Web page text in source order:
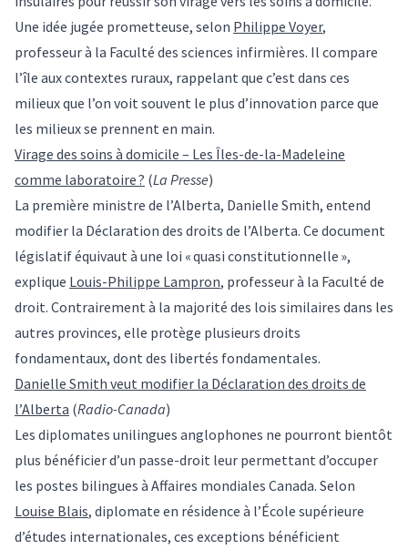
Une idée jugée prometteuse, selon Philippe Voyer,
professeur à la Faculté des sciences infirmières. Il compare
l’île aux contextes ruraux, rappelant que c’est dans ces
milieux que l’on voit souvent le plus d’innovation parce que
les milieux se prennent en main.
Virage des soins à domicile – Les Îles-de-la-Madeleine
comme laboratoire ? (La Presse)
La première ministre de l’Alberta, Danielle Smith, entend
modifier la Déclaration des droits de l’Alberta. Ce document
législatif équivaut à une loi « quasi constitutionnelle »,
explique Louis-Philippe Lampron, professeur à la Faculté de
droit. Contrairement à la majorité des lois similaires dans les
autres provinces, elle protège plusieurs droits
fondamentaux, dont des libertés fondamentales.
Danielle Smith veut modifier la Déclaration des droits de
l’Alberta (Radio-Canada)
Les diplomates unilingues anglophones ne pourront bientôt
plus bénéficier d’un passe-droit leur permettant d’occuper
les postes bilingues à Affaires mondiales Canada. Selon
Louise Blais, diplomate en résidence à l’École supérieure
d’études internationales, ces exceptions bénéficient